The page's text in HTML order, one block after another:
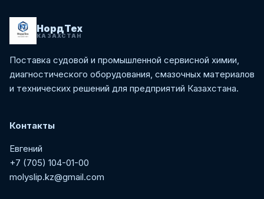
НордТех
КАЗАХСТАН
Поставка судовой и промышленной сервисной химии,
диагностического оборудования, смазочных материалов
и технических решений для предприятий Казахстана.
Контакты
Евгений
+7 (705) 104-01-00
molyslip.kz@gmail.com